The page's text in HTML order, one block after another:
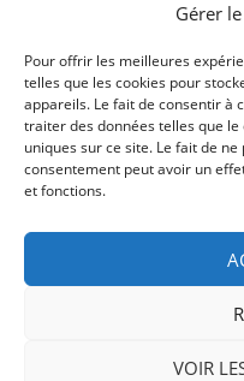
Gérer
Pour offrir les meilleures
telles que les cookies pour
appareils. Le fait de consentir à
traiter des données telles que
uniques sur ce site. Le fait de
consentement peut avoir un
et fonctions.
VOIR
2 Cours
Bordeaux
Lun-
Non Stop